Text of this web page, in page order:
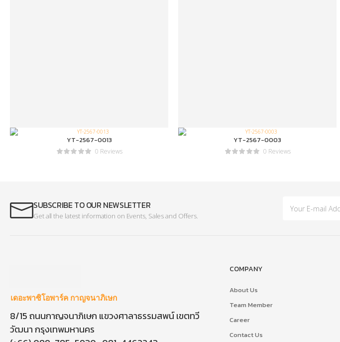
YT-2567-0013
0 Reviews
YT-2567-0003
0 Reviews
SUBSCRIBE TO OUR NEWSLETTER
Get all the latest information on Events, Sales and Offers.
เดอะพาซิโอพาร์ค กาญจนาภิเษก
8/15 ถนนกาญจนาภิเษก แขวงศาลาธรรมสพน์ เขตทวี
วัฒนา กรุงเทพมหานคร
COMPANY
About Us
Team Member
Career
Contact Us